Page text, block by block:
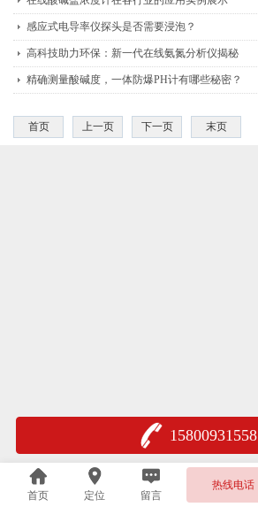
感应式电导率仪探头是否需要浸泡？
高科技助力环保：新一代在线氨氮分析仪揭秘
精确测量酸碱度，一体防爆PH计有哪些秘密？
首页 上一页 下一页 末页
15800931558
首页 定位 留言
热线电话